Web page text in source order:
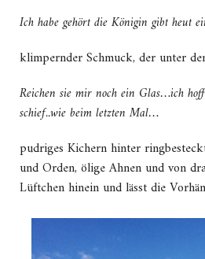
Ich habe gehört die Königin gibt heut
klimpernder Schmuck, der unter
Reichen sie mir noch ein Glas…ich
schief..wie beim letzten Mal…
pudriges Kichern hinter
und Orden, ölige Ahnen und von
Lüftchen hinein und lässt die